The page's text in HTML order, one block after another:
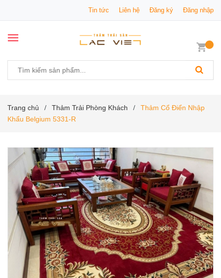
Tin tức Liên hệ Đăng ký Đăng nhập
Trang chủ / Thảm Trải Phòng Khách /
Thảm Cổ Điển Nhập
Khẩu Belgium 5331-R